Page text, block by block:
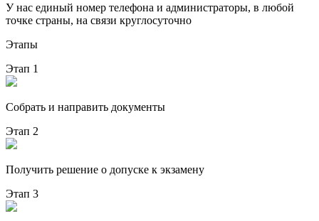
У нас единый номер телефона и администраторы, в любой
точке страны, на связи круглосуточно
Этапы
Этап 1
Собрать и направить документы
Этап 2
Получить решение о допуске к экзамену
Этап 3